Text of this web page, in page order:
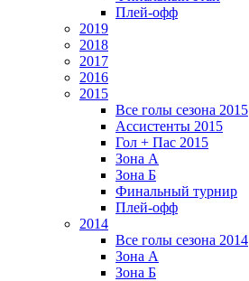
Плей-офф
2019
2018
2017
2016
2015
Все голы сезона 2015
Ассистенты 2015
Гол + Пас 2015
Зона А
Зона Б
Финальный турнир
Плей-офф
2014
Все голы сезона 2014
Зона А
Зона Б